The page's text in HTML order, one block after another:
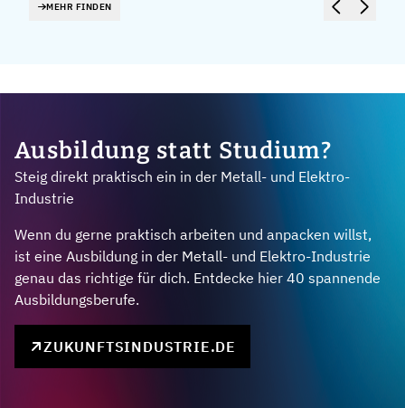
MEHR FINDEN
Ausbildung statt Studium?
Steig direkt praktisch ein in der Metall- und Elektro-
Industrie
Wenn du gerne praktisch arbeiten und anpacken willst,
ist eine Ausbildung in der Metall- und Elektro-Industrie
genau das richtige für dich. Entdecke hier 40 spannende
Ausbildungsberufe.
ZUKUNFTSINDUSTRIE.DE